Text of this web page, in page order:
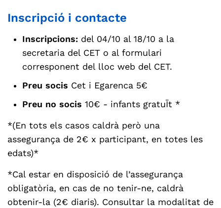
Inscripció i contacte
Inscripcions: del 04/10 al 18/10 a la
secretaria del CET o al formulari
corresponent del lloc web del CET.
Preu socis Cet i Egarenca 5€
Preu no socis 10€ - infants gratuÏt *
*(En tots els casos caldrà però una
assegurança de 2€ x participant, en totes les
edats)*
*Cal estar en disposició de l’assegurança
obligatòria, en cas de no tenir-ne, caldrà
obtenir-la (2€ diaris). Consultar la modalitat de